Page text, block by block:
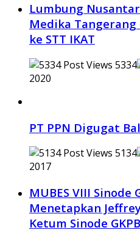
Lumbung
Medika Tangerang
ke STT IKAT
5334
2020
PT PPN Digugat
5134
2017
MUBES VIII Sinode
Menetapkan
Ketum Sinode